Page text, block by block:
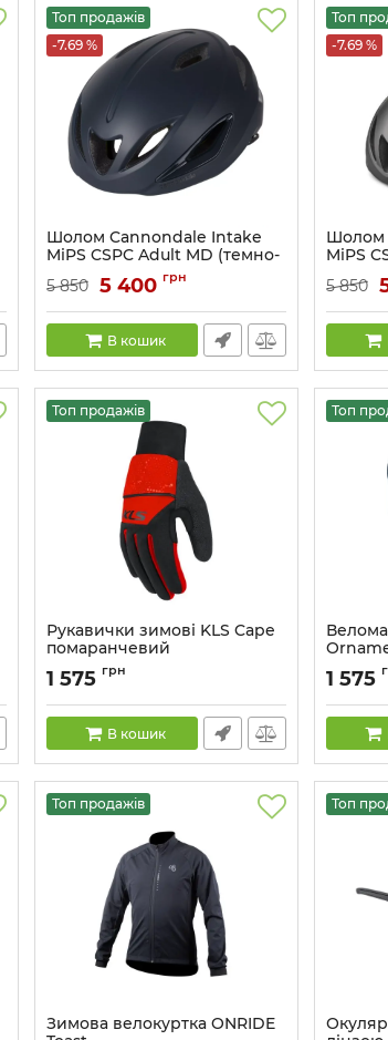
Топ продажів
-7.69 %
Шолом Cannondale Intake
MiPS CSPC Adult MD (темно-
Артикул: HEL-12-23
5 850 5 400 грн
В кошик
Топ
-7.69 %
Шолом
MiPS
Артикул:
5 850
Топ продажів
Рукавички зимові KLS Cape
помаранчевий
Артикул: 8585053813125
1 575 грн
В кошик
Топ
Артикул:
1 575
Топ продажів
Зимова велокуртка ONRIDE
Топ